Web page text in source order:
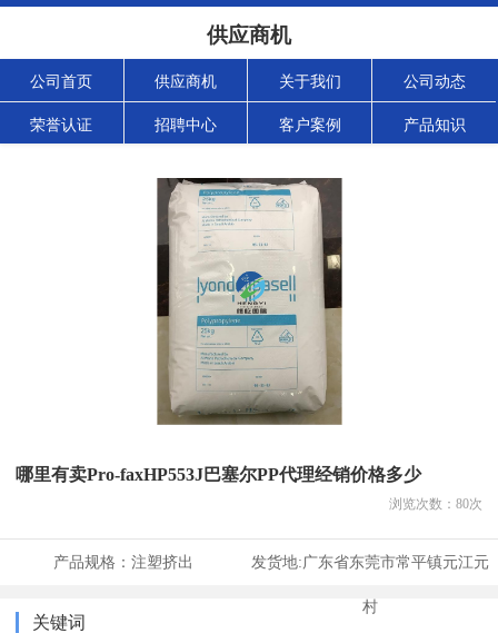
供应商机
公司首页 供应商机 关于我们 公司动态
荣誉认证 招聘中心 客户案例 产品知识
哪里有卖Pro-faxHP553J巴塞尔PP代理经销价格多少
浏览次数： 80次
产品规格： 注塑挤出 发货地:广东省东莞市常平镇元江元
村
关键词